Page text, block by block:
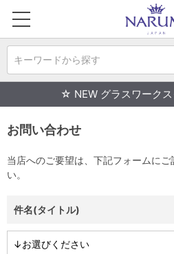
キーワードから探す
☆ NEW グラスワーク
お問い合わせ
当店へのご要望は、下記フォームに
い。
件名(タイトル)